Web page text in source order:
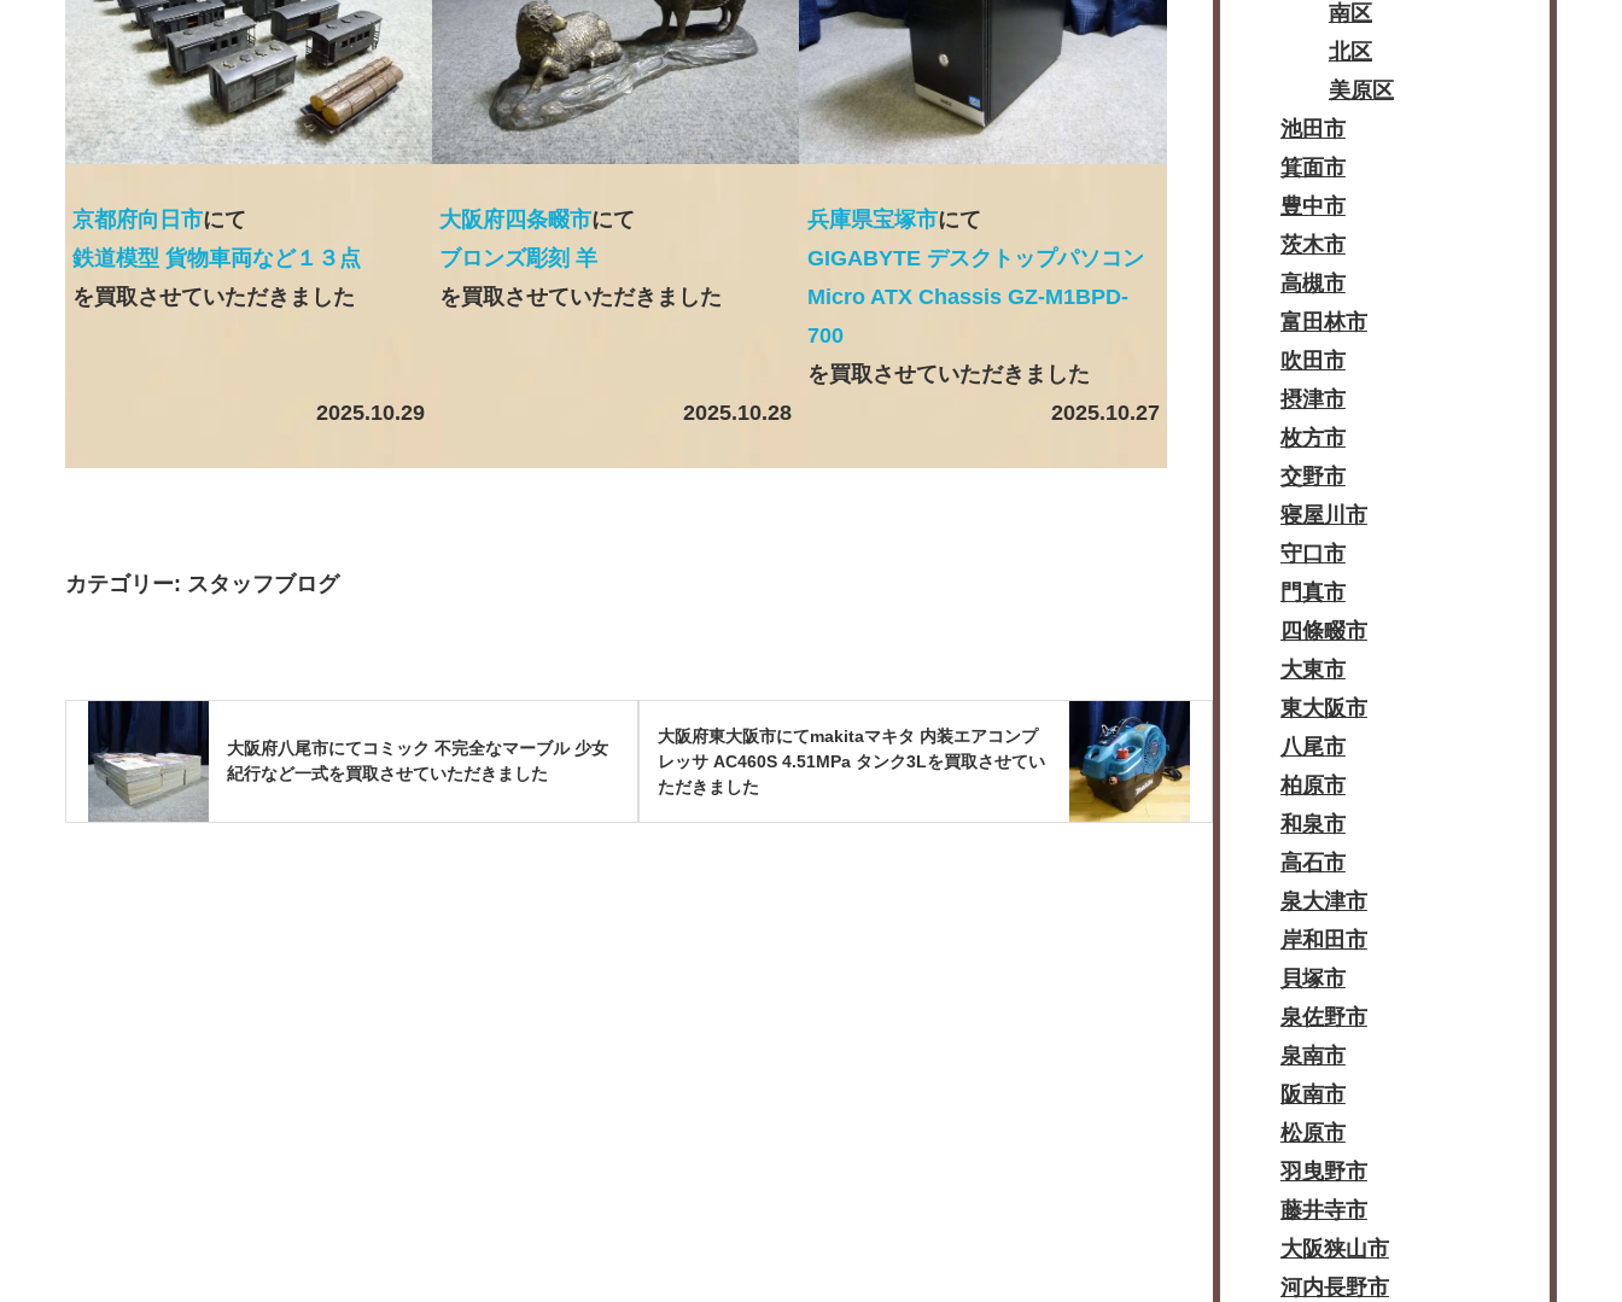
京都府向日市にて
鉄道模型 貨物車両など１３点
を買取させていただきました
2025.10.29
大阪府四条畷市にて
ブロンズ彫刻 羊
を買取させていただきました
2025.10.28
兵庫県宝塚市にて
GIGABYTE デスクトップパソコン
Micro ATX Chassis GZ-M1BPD-
700
を買取させていただきました
2025.10.27
カテゴリー: スタッフブログ
大阪府八尾市にてコミック 不完全なマーブル 少女
紀行など一式を買取させていただきました
大阪府東大阪市にてmakitaマキタ 内装エアコンプ
レッサ AC460S 4.51MPa タンク3Lを買取させてい
ただきました
南区
北区
美原区
池田市
箕面市
豊中市
茨木市
高槻市
富田林市
吹田市
摂津市
枚方市
交野市
寝屋川市
守口市
門真市
四條畷市
大東市
東大阪市
八尾市
柏原市
和泉市
高石市
泉大津市
岸和田市
貝塚市
泉佐野市
泉南市
阪南市
松原市
羽曳野市
藤井寺市
大阪狭山市
河内長野市